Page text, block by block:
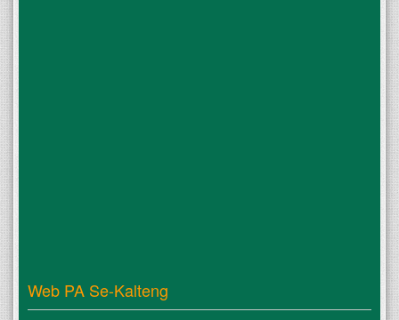
Web PA Se-Kalteng